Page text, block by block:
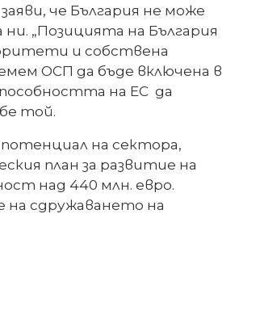
че България не може
„Позицията на България
и собствена
ОСП да бъде включена в
на ЕС да
той.
на сектора,
план за развитие на
над 440 млн. евро.
сдружаването на